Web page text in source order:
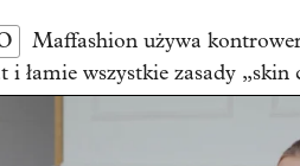
Maffashion używa
i łamie wszystkie zasady „skin